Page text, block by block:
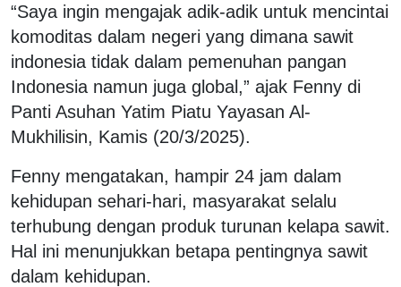
“Saya ingin mengajak adik-adik untuk mencintai
komoditas dalam negeri yang dimana sawit
indonesia tidak dalam pemenuhan pangan
Indonesia namun juga global,” ajak Fenny di
Panti Asuhan Yatim Piatu Yayasan Al-
Mukhilisin, Kamis (20/3/2025).
Fenny mengatakan, hampir 24 jam dalam
kehidupan sehari-hari, masyarakat selalu
terhubung dengan produk turunan kelapa sawit.
Hal ini menunjukkan betapa pentingnya sawit
dalam kehidupan.